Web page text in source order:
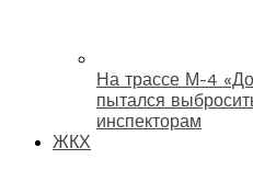
На трассе М-4
пытался
инспекторам
ЖКХ